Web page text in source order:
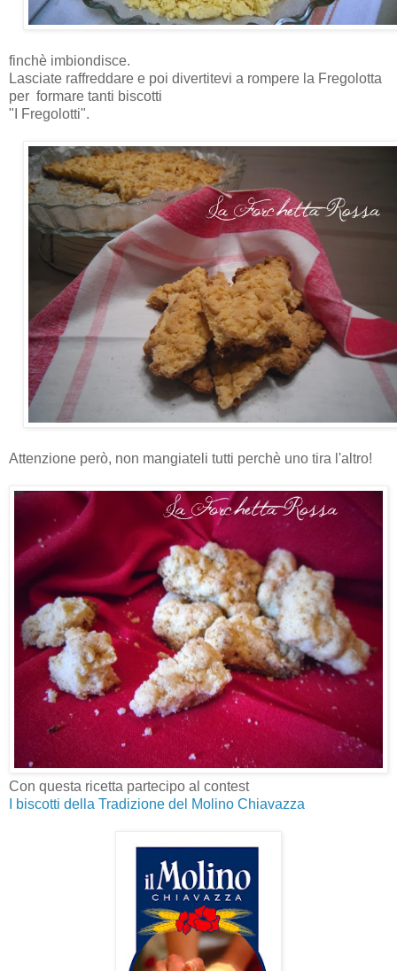
finchè imbiondisce.
Lasciate raffreddare e poi divertitevi a rompere la Fregolotta
per formare tanti biscotti
"I Fregolotti".
Attenzione però, non mangiateli tutti perchè uno tira l'altro!
Con questa ricetta partecipo al contest
I biscotti della Tradizione del Molino Chiavazza